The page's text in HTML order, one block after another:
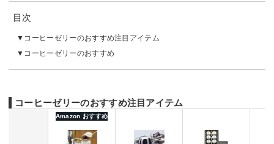
目次
コーヒーゼリーのおすすめ注目アイテム
コーヒーゼリーのおすすめ
コーヒーゼリーのおすすめ注目アイテム
Amazon おすすめ